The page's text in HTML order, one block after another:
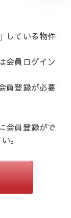
している物件
会員ログイン
員登録が必要
会員登録がで
。